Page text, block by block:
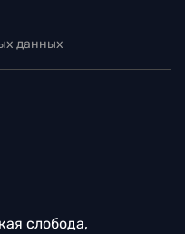
данных
слобода,